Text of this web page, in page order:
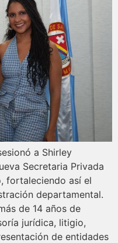
a Shirley
Secretaria Privada
fortaleciendo así el
departamental.
de 14 años de
jurídica, litigio,
de entidades